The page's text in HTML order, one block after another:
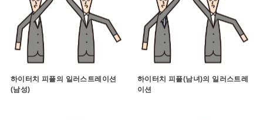
하이터치 피플의 일러스트레이션
(남성)
하이터치 피플(남녀)의 일러스트레
이션